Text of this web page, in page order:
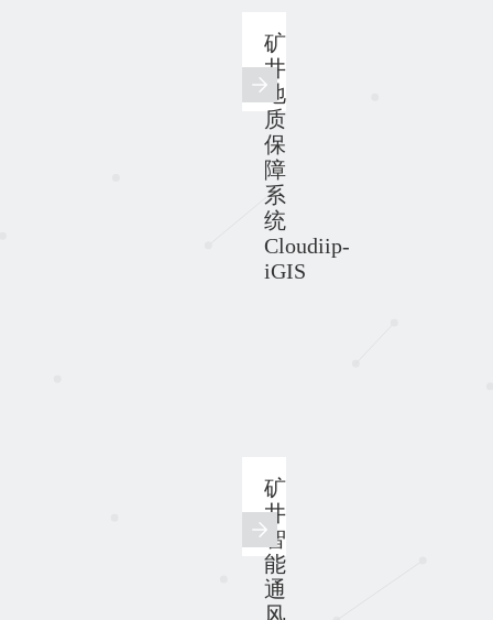
矿
井
地
质
保
障
系
统
Cloudiip-
iGIS
矿
井
智
能
通